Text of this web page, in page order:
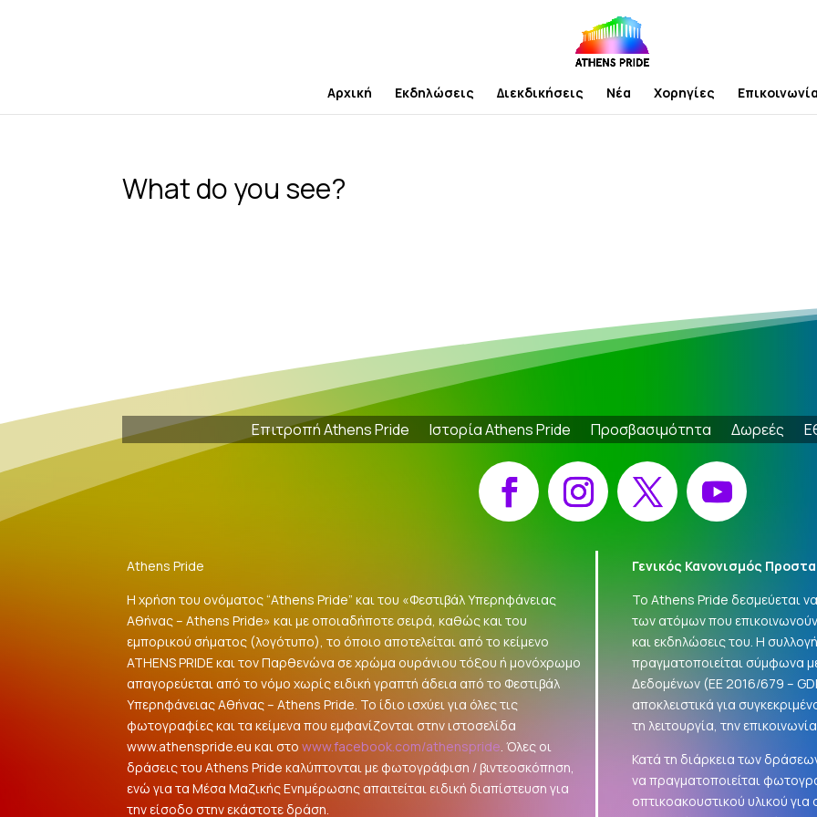
Αρχική Εκδηλώσεις Διεκδικήσεις Νέα Χορηγίες
What do you see?
Επιτροπή Athens Pride Ιστορία Athens Pride Προσβασιμότητα Δωρεές
Facebook Instagram X YouTube
Athens Pride
Η χρήση του ονόματος “Athens Pride” και του «Φεστιβάλ Υπερηφάνειας
Αθήνας – Athens Pride» και με οποιαδήποτε σειρά, καθώς και του
εμπορικού σήματος (λογότυπο), το όποιο αποτελείται από το κείμενο
ATHENS PRIDE και τον Παρθενώνα σε χρώμα ουράνιου τόξου ή μονόχρωμο
απαγορεύεται από το νόμο χωρίς ειδική γραπτή άδεια από το Φεστιβάλ
Υπερηφάνειας Αθήνας – Athens Pride. Το ίδιο ισχύει για όλες τις
φωτογραφίες και τα κείμενα που εμφανίζονται στην ιστοσελίδα
www.athenspride.eu και στοwww.facebook.com/athenspride. Όλες οι
δράσεις του Athens Pride καλύπτονται με φωτογράφιση / βιντεοσκόπηση,
ενώ για τα Μέσα Μαζικής Ενημέρωσης απαιτείται ειδική διαπίστευση για
την είσοδο στην εκάστοτε δράση.
Γενικός Κανονισμός
Το Athens Pride δεσμεύεται
των ατόμων που
και εκδηλώσεις του. Η
πραγματοποιείται σύμφωνα
Δεδομένων (ΕΕ 2016/679 –
αποκλειστικά για
τη λειτουργία, την
Κατά τη διάρκεια των
να πραγματοποιείται
οπτικοακουστικού υλικού